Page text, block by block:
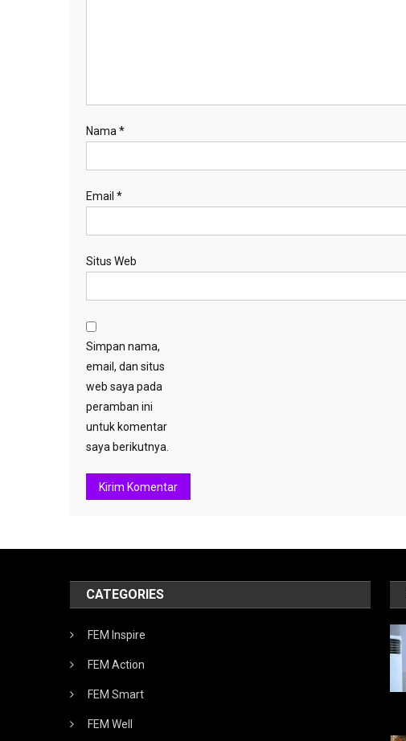
Nama *
Email *
Situs Web
Simpan nama,
email, dan situs
web saya pada
peramban ini
untuk komentar
saya berikutnya.
CATEGORIES
FEM Inspire
FEM Action
FEM Smart
FEM Well